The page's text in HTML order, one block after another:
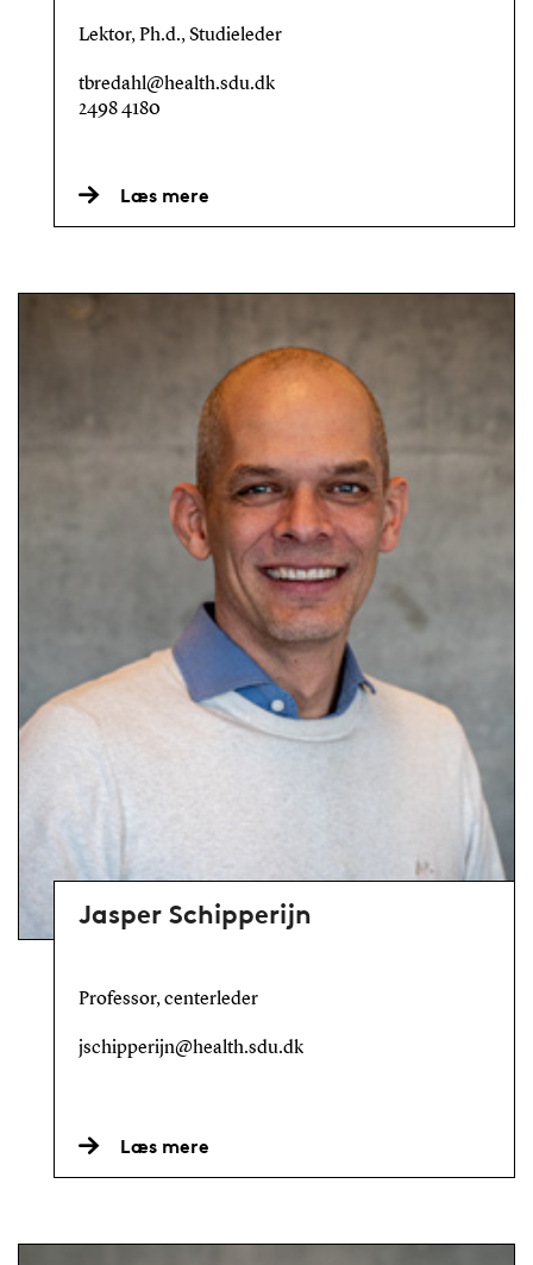
Lektor, Ph.d., Studieleder
tbredahl@health.sdu.dk
2498 4180
Læs mere
Jasper Schipperijn
Professor, centerleder
jschipperijn@health.sdu.dk
Læs mere